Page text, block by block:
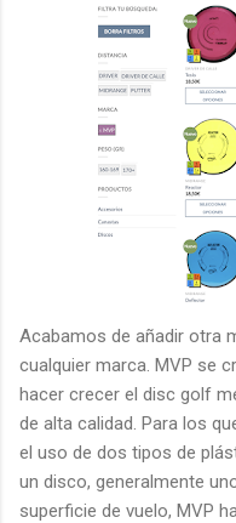
Acabamos de añadir otra
cualquier marca. MVP se
hacer crecer el disc golf
de alta calidad. Para los
el uso de dos tipos de
un disco, generalmente
superficie de vuelo, MVP